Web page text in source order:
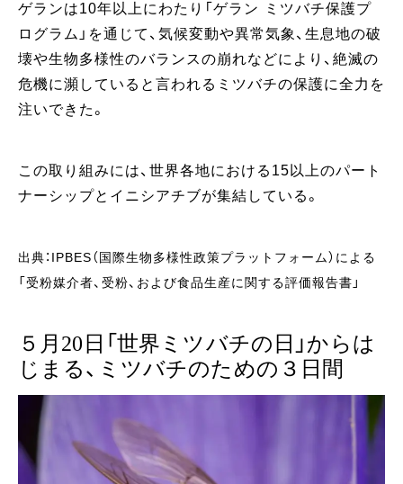
ゲランは10年以上にわたり「ゲラン ミツバチ保護プ
ログラム」を通じて、気候変動や異常気象、生息地の破
壊や生物多様性のバランスの崩れなどにより、絶滅の
危機に瀕していると言われるミツバチの保護に全力を
注いできた。
この取り組みには、世界各地における15以上のパート
ナーシップとイニシアチブが集結している。
出典：IPBES（国際生物多様性政策プラットフォーム）による
「受粉媒介者、受粉、および食品生産に関する評価報告書」
５月20日「世界ミツバチの日」からは
じまる、ミツバチのための３日間